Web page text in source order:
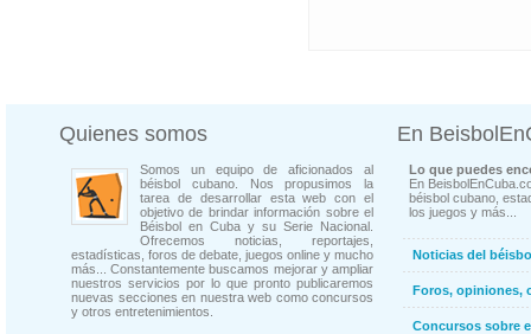
Quienes somos
Somos un equipo de aficionados al
béisbol cubano. Nos propusimos la
tarea de desarrollar esta web con el
objetivo de brindar información sobre el
Béisbol en Cuba y su Serie Nacional.
Ofrecemos noticias, reportajes,
estadísticas, foros de debate, juegos online y mucho
más... Constantemente buscamos mejorar y ampliar
nuestros servicios por lo que pronto publicaremos
nuevas secciones en nuestra web como concursos
y otros entretenimientos.
En
Lo que puedes
En
béisbol cubano,
los juegos y más...
Noticias del
Foros, opiniones,
Concursos sobre